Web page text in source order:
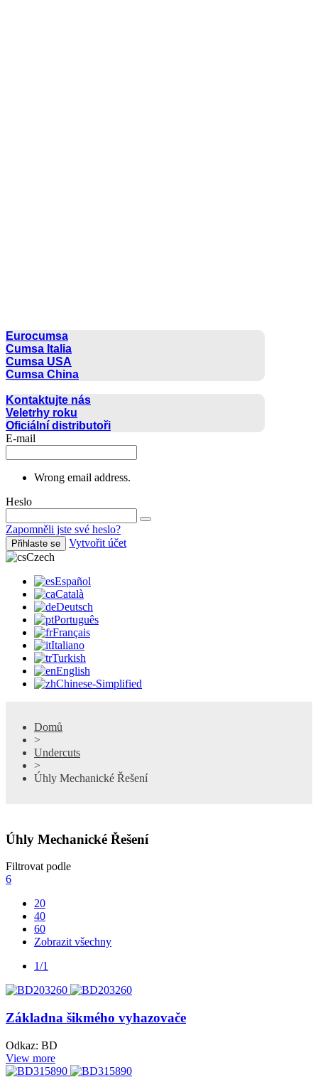
Eurocumsa
Cumsa Italia
Cumsa USA
Cumsa China
Kontaktujte nás
Veletrhy roku
Oficiální distributoři
E-mail
Wrong email address.
Heslo
Zapomněli jste své heslo?
Přihlaste se
Vytvořit účet
Czech
Español
Català
Deutsch
Português
Français
Italiano
Turkish
English
Chinese-Simplified
Domů
>
Undercuts
>
Úhly Mechanické Řešení
Úhly Mechanické Řešení
Filtrovat podle
6
20
40
60
Zobrazit všechny
1/1
Základna šikmého vyhazovače
Odkaz: BD
View more